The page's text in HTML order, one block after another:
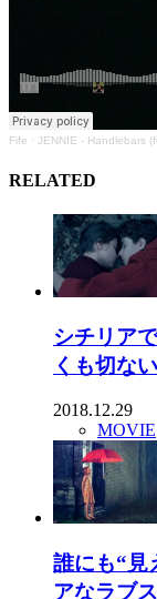
Fife · JENNIE - Handlebars
RELATED
シチリア
くも切な
2018.12.29
MOVIE
誰にも“見
アなラブ